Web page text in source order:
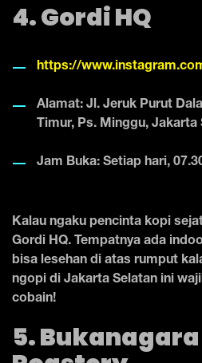
4. Gordi HQ
https://
Alamat: Jl. Jeruk Purut
Timur, Ps. Minggu, Jakarta
Jam Buka: Setiap hari,
Kalau ngaku pencinta kopi
Gordi HQ. Tempatnya ada
bisa lesehan di atas rumput
ngopi di Jakarta Selatan ini
cobain!
5.